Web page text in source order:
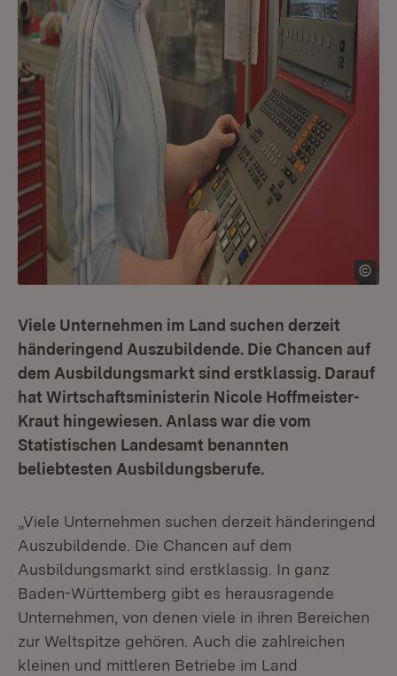
Viele Unternehmen im Land suchen derzeit
händeringend Auszubildende. Die Chancen auf
dem Ausbildungsmarkt sind erstklassig. Darauf
hat Wirtschaftsministerin Nicole Hoffmeister-
Kraut hingewiesen. Anlass war die vom
Statistischen Landesamt benannten
beliebtesten Ausbildungsberufe.
„Viele Unternehmen suchen derzeit händeringend
Auszubildende. Die Chancen auf dem
Ausbildungsmarkt sind erstklassig. In ganz
Baden-Württemberg gibt es herausragende
Unternehmen, von denen viele in ihren Bereichen
zur Weltspitze gehören. Auch die zahlreichen
kleinen und mittleren Betriebe im Land